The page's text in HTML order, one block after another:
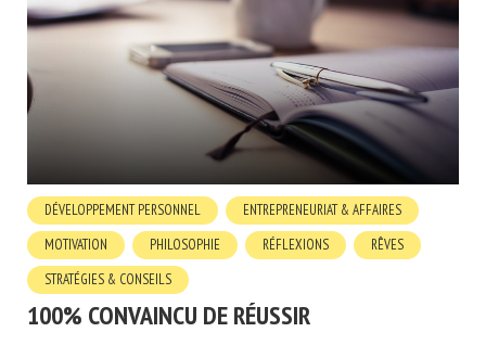
DÉVELOPPEMENT PERSONNEL
ENTREPRENEURIAT & AFFAIRES
MOTIVATION
PHILOSOPHIE RÉFLEXIONS
RÊVES
STRATÉGIES & CONSEILS
100% CONVAINCU DE RÉUSSIR